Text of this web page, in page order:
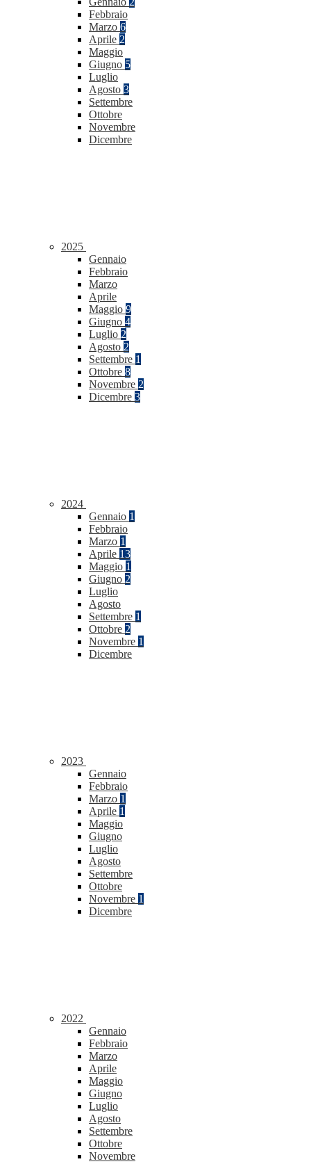
Febbraio
Marzo 6
Aprile 2
Maggio
Giugno 5
Luglio
Agosto 3
Settembre
Ottobre
Novembre
Dicembre
2025
Gennaio
Febbraio
Marzo
Aprile
Maggio 9
Giugno 4
Luglio 2
Agosto 2
Settembre 1
Ottobre 8
Novembre 2
Dicembre 3
2024
Gennaio 1
Febbraio
Marzo 1
Aprile 13
Maggio 1
Giugno 2
Luglio
Agosto
Settembre 1
Ottobre 2
Novembre 1
Dicembre
2023
Gennaio
Febbraio
Marzo 1
Aprile 1
Maggio
Giugno
Luglio
Agosto
Settembre
Ottobre
Novembre 1
Dicembre
2022
Gennaio
Febbraio
Marzo
Aprile
Maggio
Giugno
Luglio
Agosto
Settembre
Ottobre
Novembre